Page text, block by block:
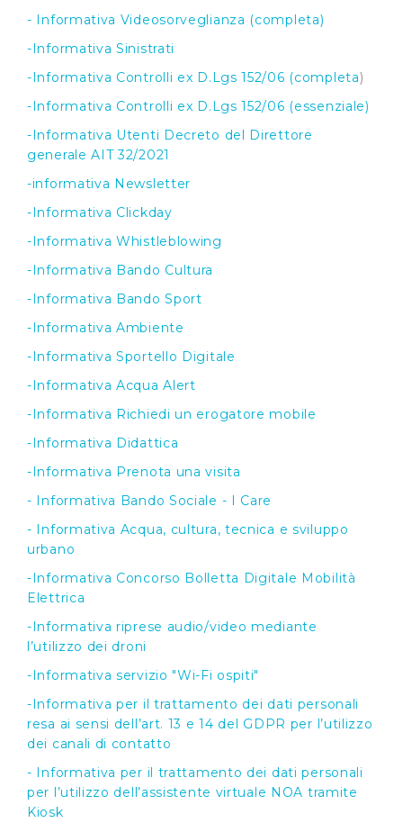
- Informativa Videosorveglianza (completa)
-Informativa Sinistrati
-Informativa Controlli ex D.Lgs 152/06 (completa)
-Informativa Controlli ex D.Lgs 152/06 (essenziale)
-Informativa Utenti Decreto del Direttore
generale AIT 32/2021
-informativa Newsletter
-Informativa Clickday
-Informativa Whistleblowing
-Informativa Bando Cultura
-Informativa Bando Sport
-Informativa Ambiente
-Informativa Sportello Digitale
-Informativa Acqua Alert
-Informativa Richiedi un erogatore mobile
-Informativa Didattica
-Informativa Prenota una visita
- Informativa Bando Sociale - I Care
- Informativa Acqua, cultura, tecnica e sviluppo
urbano
-Informativa Concorso Bolletta Digitale Mobilità
Elettrica
-Informativa riprese audio/video mediante
l’utilizzo dei droni
-Informativa servizio "Wi-Fi ospiti"
-Informativa per il trattamento dei dati personali
resa ai sensi dell’art. 13 e 14 del GDPR per l’utilizzo
dei canali di contatto
- Informativa per il trattamento dei dati personali
per l’utilizzo dell’assistente virtuale NOA tramite
Kiosk